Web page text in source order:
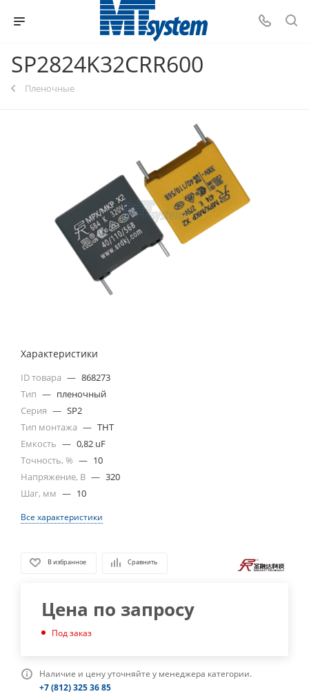
SP2824K32CRR600
Пленочные
Характеристики
ID товара — 868273
Тип — пленочный
Серия — SP2
Тип монтажа — THT
Емкость — 0,82 uF
Точность, % — 10
Напряжение, В — 320
Шаг, мм — 10
Все характеристики
В избранное Сравнить
Цена по запросу
Под заказ
Наличие и цену уточняйте у менеджера категории.
+7 (812) 325 36 85